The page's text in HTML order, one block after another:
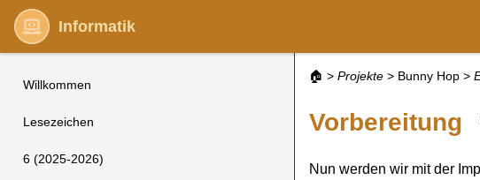
Informatik
Willkommen
Lesezeichen
6 (2025-2026)
🏠 > Projekte > Bunny Hop >
Vorbereitung
Nun werden wir mit der